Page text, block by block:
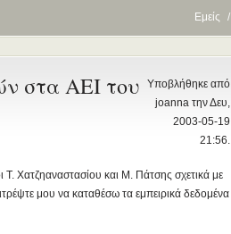
Εμείς /
Υποβλήθηκε από
joanna την Δευ,
2003-05-19
21:56.
στα ΑΕΙ του
Τ. Χατζηαναστασίου και Μ. Πάτσης σχετικά με
μου να καταθέσω τα εμπειρικά δεδομένα